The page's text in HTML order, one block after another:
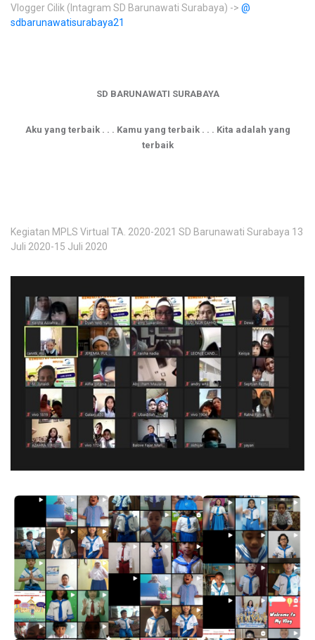
Vlogger Cilik (Intagram SD Barunawati Surabaya) -> @
sdbarunawatisurabaya21
SD BARUNAWATI SURABAYA
Aku yang terbaik . . . Kamu yang terbaik . . . Kita adalah yang
terbaik
Kegiatan MPLS Virtual TA. 2020-2021 SD Barunawati Surabaya 13
Juli 2020-15 Juli 2020